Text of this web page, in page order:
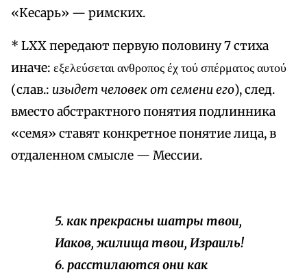
«Кесарь» — римских.
* LXX передают первую половину 7 стиха
иначе: εξελεύσεται ανθροπος έχ τού σπέρματος αυτού
(слав.: изыдет человек от семени его), след.
вместо абстрактного понятия подлинника
«семя» ставят конкретное понятие лица, в
отдаленном смысле — Мессии.
5. как прекрасны шатры твои,
Иаков, жилища твои, Израиль!
6. расстилаются они как